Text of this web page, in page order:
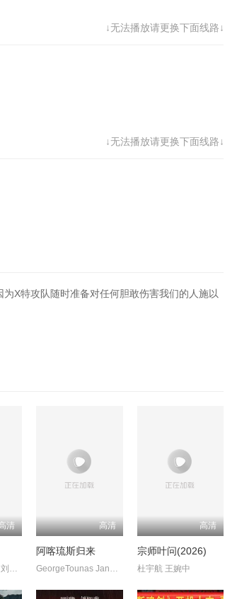
↓无法播放请更换下面线路↓
↓无法播放请更换下面线路↓
X特攻队随时准备对任何胆敢伤害我们的人施以
清
喻亢 张新童 董洋 刘珂君
高清
阿喀琉斯归来
GeorgeTounas JannisSky
高清
宗师叶问(2026)
杜宇航 王婉中